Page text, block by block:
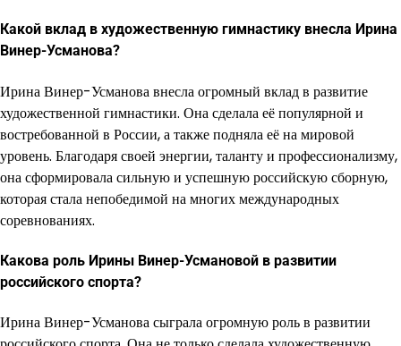
Какой вклад в художественную гимнастику внесла Ирина
Винер-Усманова?
Ирина Винер-Усманова внесла огромный вклад в развитие
художественной гимнастики. Она сделала её популярной и
востребованной в России, а также подняла её на мировой
уровень. Благодаря своей энергии, таланту и профессионализму,
она сформировала сильную и успешную российскую сборную,
которая стала непобедимой на многих международных
соревнованиях.
Какова роль Ирины Винер-Усмановой в развитии
российского спорта?
Ирина Винер-Усманова сыграла огромную роль в развитии